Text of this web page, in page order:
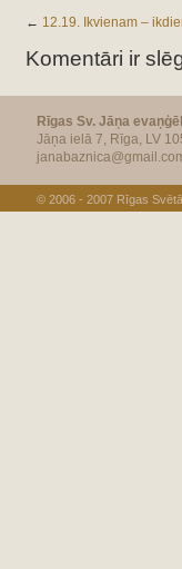
← 12.19. Ikvienam –
Komentāri ir
Rīgas Sv. Jāņa
Jāņa ielā 7, Rīga, LV
© 2006 - 2007 Rīgas